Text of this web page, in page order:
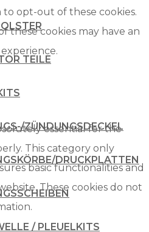
TEILE
ZÜNDUNGSDECKEL
DRUCKPLATTEN
/ PLEUELKITS
to opt-out of these cookies.
these cookies may have an
essential for the
This category only
basic functionalities and
These cookies do not